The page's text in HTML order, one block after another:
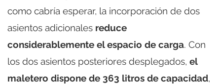
como cabría esperar, la incorporación de dos
asientos adicionales reduce
considerablemente el espacio de carga. Con
los dos asientos posteriores desplegados, el
maletero dispone de 363 litros de capacidad,